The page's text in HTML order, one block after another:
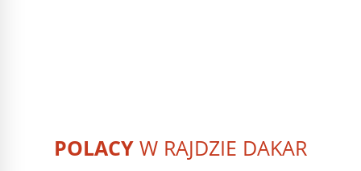
POLACY W RAJDZIE DAKAR